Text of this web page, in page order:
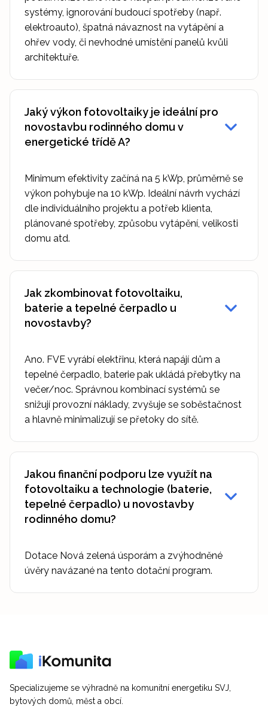
systémy, ignorování budoucí spotřeby (např.
elektroauto), špatná návaznost na vytápění a
ohřev vody, či nevhodné umístění panelů kvůli
architektuře.
Jaký výkon fotovoltaiky je ideální pro
novostavbu rodinného domu v
energetické třídě A?
Minimum efektivity začíná na 5 kWp, průměrně se
výkon pohybuje na 10 kWp. Ideální návrh vychází
dle individuálního projektu a potřeb klienta,
plánované spotřeby, způsobu vytápění, velikosti
domu atd.
Jak zkombinovat fotovoltaiku,
baterie a tepelné čerpadlo u
novostavby?
Ano. FVE vyrábí elektřinu, která napájí dům a
tepelné čerpadlo, baterie pak ukládá přebytky na
večer/noc. Správnou kombinací systémů se
snižují provozní náklady, zvyšuje se soběstačnost
a hlavně minimalizují se přetoky do sítě.
Jakou finanční podporu lze využít na
fotovoltaiku a technologie (baterie,
tepelné čerpadlo) u novostavby
rodinného domu?
Dotace Nová zelená úsporám a zvýhodněné
úvěry navázané na tento dotační program.
Specializujeme se výhradně na komunitní energetiku SVJ,
bytových domů, měst a obcí.